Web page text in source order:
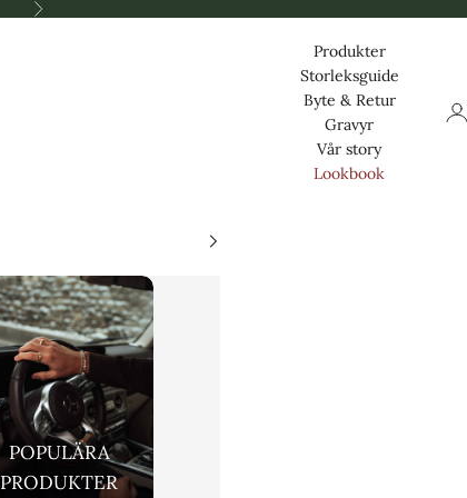
Nästa
Produkter
Storleksguide
Byte & Retur
Gravyr
Vår story
Lookbook
POPULÄRA
PRODUKTER